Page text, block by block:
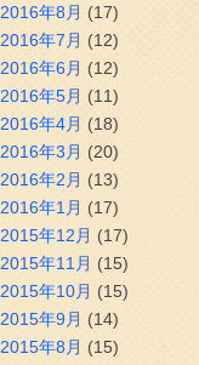
2016年8月 (17)
2016年7月 (12)
2016年6月 (12)
2016年5月 (11)
2016年4月 (18)
2016年3月 (20)
2016年2月 (13)
2016年1月 (17)
2015年12月 (17)
2015年11月 (15)
2015年10月 (15)
2015年9月 (14)
2015年8月 (15)